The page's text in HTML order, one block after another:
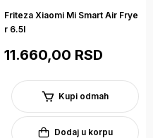
Friteza Xiaomi Mi Smart Air Frye
r 6.5l
11.660,00 RSD
Kupi odmah
Dodaj u korpu